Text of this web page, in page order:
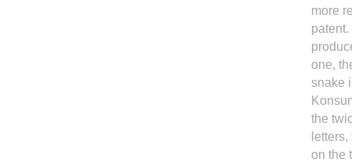
more
one,
snake
the
on the